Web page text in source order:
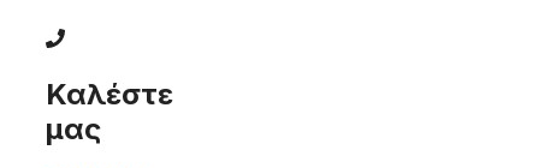
Καλέστε
μας